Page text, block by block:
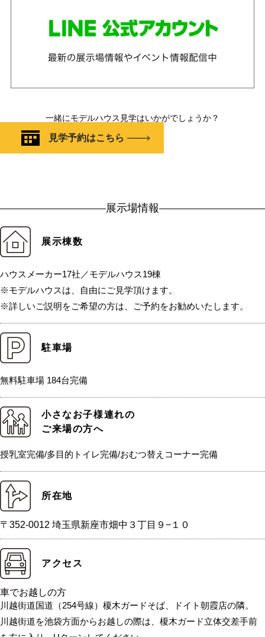
一緒にモデルハウス見学はいかがでしょうか？
見学予約はこちら
展示場情報
展示棟数
ハウスメーカー17社／モデルハウス19棟
※モデルハウスは、自由にご見学頂けます。
※詳しいご説明をご希望の方は、ご予約をお勧めいたします。
駐車場
無料駐車場 184台完備
小さなお子様連れの
ご来場の方へ
授乳室完備/多目的トイレ完備/おむつ替えコーナー完備
所在地
〒352-0012 埼玉県新座市畑中３丁目９−１０
アクセス
車でお越しの方
川越街道国道（254号線）榎木ガードそば、ドイト朝霞店の隣。
川越街道を池袋方面からお越しの際は、榎木ガード立体交差手前